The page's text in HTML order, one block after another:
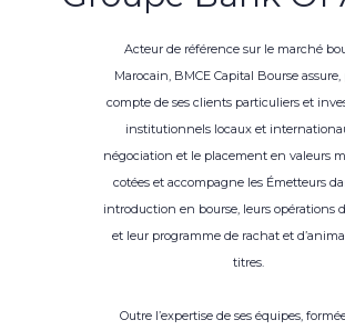
Acteur de référence sur le marché
Marocain, BMCE Capital Bourse assure,
compte de ses clients particuliers et
institutionnels locaux et
négociation et le placement en valeurs
cotées et accompagne les Émetteurs
introduction en bourse, leurs opérations
et leur programme de rachat et
titres.
Outre l’expertise de ses équipes,